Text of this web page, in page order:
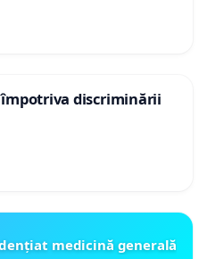
discriminării
medicină generală